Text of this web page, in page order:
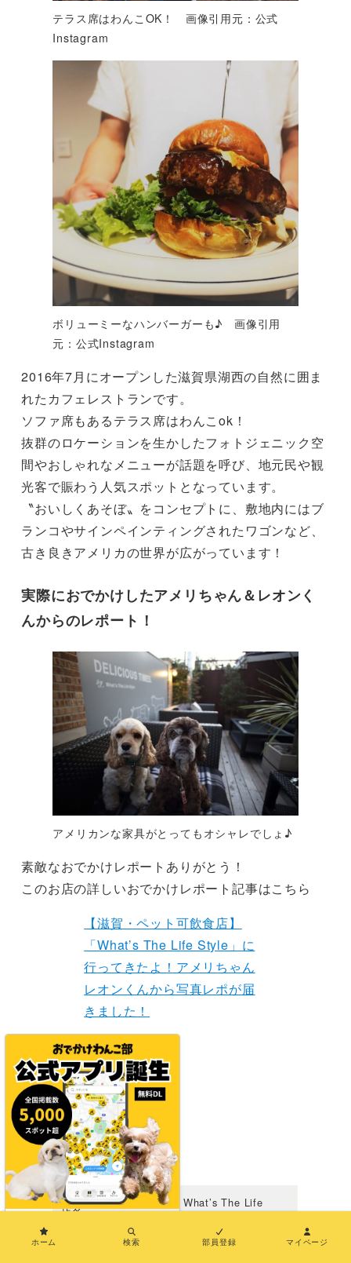
テラス席はわんこOK！ 画像引用元：公式
Instagram
ボリューミーなハンバーガーも♪ 画像引用
元：公式Instagram
2016年7月にオープンした滋賀県湖西の自然に囲ま
れたカフェレストランです。
ソファ席もあるテラス席はわんこok！
抜群のロケーションを生かしたフォトジェニック空
間やおしゃれなメニューが話題を呼び、地元民や観
光客で賑わう人気スポットとなっています。
〝おいしくあそぼ〟をコンセプトに、敷地内にはブ
ランコやサインペインティングされたワゴンなど、
古き良きアメリカの世界が広がっています！
実際におでかけしたアメリちゃん＆レオンく
んからのレポート！
アメリカンな家具がとってもオシャレでしょ♪
素敵なおでかけレポートありがとう！
このお店の詳しいおでかけレポート記事はこちら
【滋賀・ペット可飲食店】
「What’s The Life Style」に
行ってきたよ！アメリちゃん
レオンくんから写真レポが届
きました！
店名
What’s The Life
ホーム 検索 部員登録 マイページ